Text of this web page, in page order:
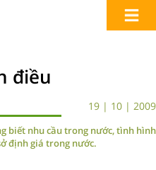
điều
19 | 10 | 2009
biết nhu cầu trong nước, tình hình
định giá trong nước.